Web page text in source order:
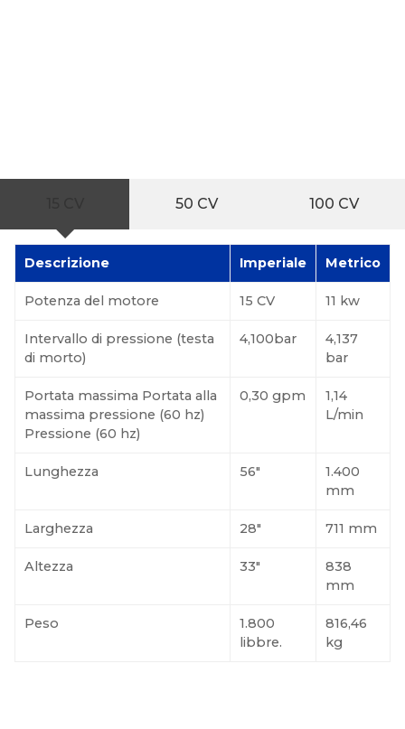
50 CV 100 CV
Descrizione Imperiale Metrico
Potenza del motore 15 CV 11 kw
Intervallo di pressione (testa
di morto)
4,100bar
4,137
bar
Portata massima Portata alla
massima pressione (60 hz)
Pressione (60 hz)
0,30 gpm
1,14
L/min
Lunghezza 56"
1.400
mm
Larghezza 28" 711 mm
Altezza 33"
838
mm
Peso
1.800
libbre.
816,46
kg